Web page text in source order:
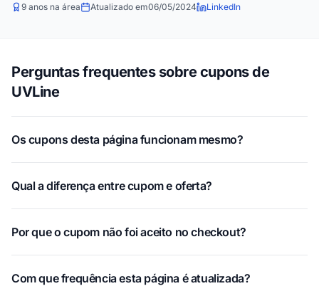
9 anos na área Atualizado em06/05/2024 LinkedIn
Perguntas frequentes sobre cupons de
UVLine
Os cupons desta página funcionam mesmo?
Qual a diferença entre cupom e oferta?
Por que o cupom não foi aceito no checkout?
Com que frequência esta página é atualizada?